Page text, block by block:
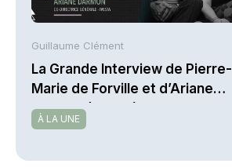
Guillaume Clément
La Grande Interview de Pierre-
Marie de Forville et d’Ariane
Darmon (Ivesta)
À LA UNE